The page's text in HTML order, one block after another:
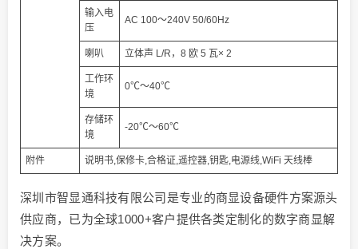
输入电
压
AC 100～240V 50/60Hz
喇叭 立体声 L/R，8 欧 5 瓦× 2
工作环
境
0℃～40℃
存储环
境
-20℃～60℃
附件 说明书,保修卡,合格证,遥控器,钥匙,电源线,WiFi 天线棒
深圳市智显通科技有限公司是专业的商显设备硬件方案源头
供应商，已为全球1000+客户提供各类定制化的数字商显解
决方案。